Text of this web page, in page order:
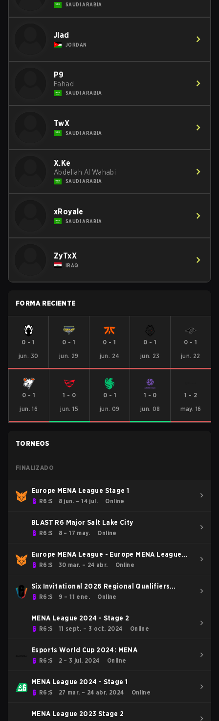
SAUDI ARABIA
Jlad
JORDAN
P9
Fahad
SAUDI ARABIA
TwX
SAUDI ARABIA
X.Ke
Abdellah Al Wahabi
SAUDI ARABIA
xRoyale
SAUDI ARABIA
ZyTxX
IRAQ
FORMA RECIENTE
0 -1
jun. 30
0 -1
jun. 29
0 -1
jun. 24
0 -1
jun. 23
0 -1
jun. 22
0 - 1
jun. 16
1 - 0
jun. 15
0 - 1
jun. 09
1 - 0
jun. 08
1 - 2
may. 16
TORNEOS
FINALIZADO
Europe MENA League Stage 1
R6:S 8 jun. – 14 jul. Online
BLAST R6 Major Salt Lake City
R6:S 8 – 17 may. Online
Europe MENA League - Europe MENA League
Kickoff
R6:S 30 mar. – 24 abr. Online
Six Invitational 2026 Regional Qualifiers
EU/MENA
R6:S 9 – 11 ene. Online
MENA League 2024 - Stage 2
R6:S 11 sept. – 3 oct. 2024 Online
Esports World Cup 2024: MENA
R6:S 2 – 3 jul. 2024 Online
MENA League 2024 - Stage 1
R6:S 27 mar. – 24 abr. 2024 Online
MENA League 2023 Stage 2